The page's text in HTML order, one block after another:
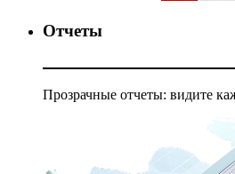
Отчеты
Прозрачные отчеты: видите